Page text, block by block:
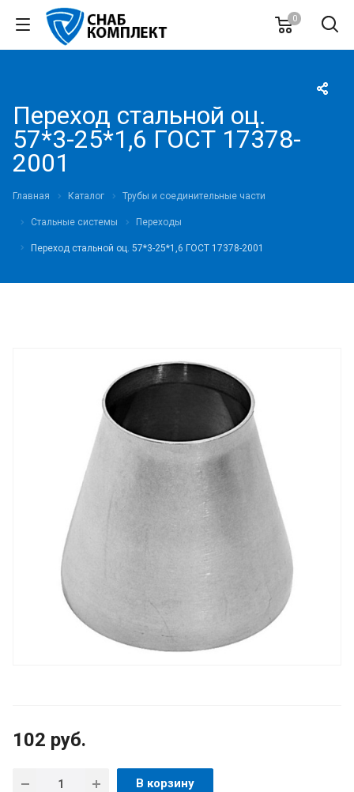
0
Переход стальной оц.
57*3-25*1,6 ГОСТ 17378-
2001
Главная Каталог Трубы и соединительные части
Стальные системы Переходы
Переход стальной оц. 57*3-25*1,6 ГОСТ 17378-2001
102 руб.
В корзину